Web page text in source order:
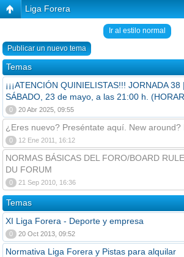
Liga Forera
Ir al estilo normal
Publicar un nuevo tema
Temas
¡¡¡ATENCIÓN QUINIELISTAS!!! JORNADA
SÁBADO, 23 de mayo, a las 21:00 h.
0 20 Abr 2025, 09:55
¿Eres nuevo? Preséntate aquí. New around?
0 12 Ene 2011, 16:12
NORMAS BÁSICAS DEL FORO/BOARD
DU FORUM
0 21 Sep 2010, 16:36
Temas
XI Liga Forera - Deporte y empresa
0 20 Oct 2013, 09:52
Normativa Liga Forera y Pistas para alquilar